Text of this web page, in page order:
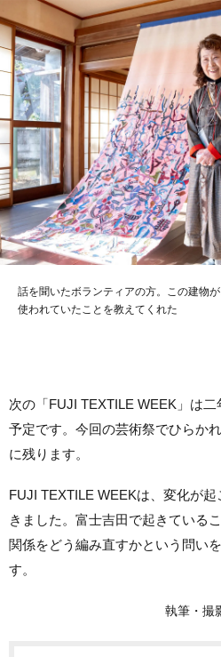
山梨の織物工場とクリエイターがともに
い歴史の中で培われた技術と、自然の恵
次の 「FUJI TEXTILE WEEK」は
予定です。 今回の芸術祭でひらか
に残ります。
FUJI TEXTILE WEEKは、変化が
きました。富士吉田で起きている
関係をどう編み直すかという問い
す。
執筆・撮